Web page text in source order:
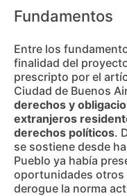
Fundamentos
Entre los
finalidad del
prescripto por el
Ciudad de Buenos
derechos y
extranjeros
derechos políticos.
se sostiene desde
Pueblo ya había
oportunidades otros
derogue la norma